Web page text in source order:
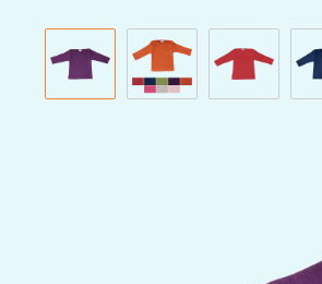
Bildergalerie überspringen